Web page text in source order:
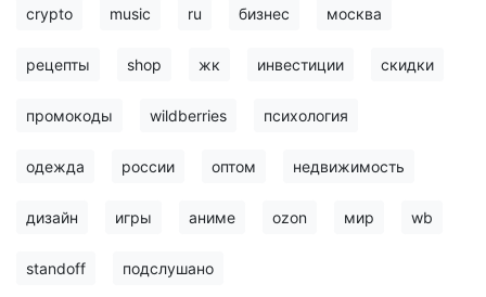
crypto music ru бизнес москва
рецепты shop жк инвестиции скидки
промокоды wildberries психология
одежда россии оптом недвижимость
дизайн игры аниме ozon мир wb
standoff подслушано